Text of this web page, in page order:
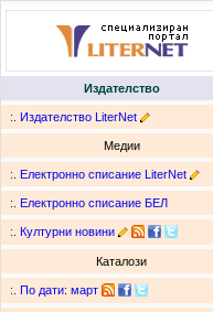
Издателство
:. Издателство LiterNet
Медии
:. Електронно списание LiterNet
:. Електронно списание БЕЛ
:. Културни новини
Каталози
:. По дати: март